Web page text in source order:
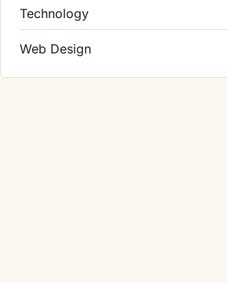
Technology
Web Design